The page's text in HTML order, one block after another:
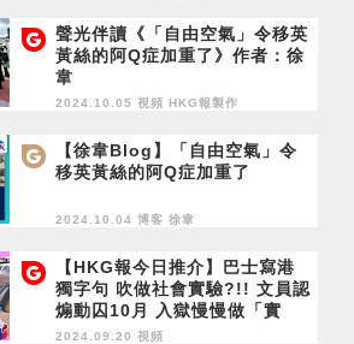
聲光伴讀《「自由空氣」令移英
黃絲的阿Q症加重了》作者：徐
韋
2024.10.05 視頻 HKG報製作
【徐韋Blog】「自由空氣」令
移英黃絲的阿Q症加重了
2024.10.04 博客 徐韋
【HKG報今日推介】巴士寫港
獨字句 吹做社會實驗?!! 文員認
煽動囚10月 入獄慢慢做「實
驗」啦！
2024.09.20 視頻